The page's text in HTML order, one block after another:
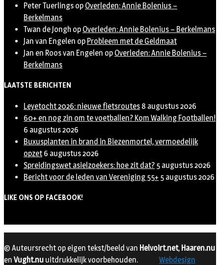
Peter Tuerlings op Overleden: Annie Bolenius –
Berkelmans
Twan de Jongh op Overleden: Annie Bolenius – Berkelmans
Jan van Engelen op Probleem met de Geldmaat
Jan en Roos van Engelen op Overleden: Annie Bolenius –
Berkelmans
LAATSTE BERICHTEN
Leyetocht 2026: nieuwe fietsroutes 8 augustus 2026
60+ en nog zin om te voetballen? Kom Walking Footballen!
6 augustus 2026
Buxusplanten in brand in Biezenmortel, vermoedelijk
opzet 6 augustus 2026
Spreidingswet asielzoekers: hoe zit dat? 5 augustus 2026
Bericht voor de leden van Vereniging 55+ 5 augustus 2026
LIKE ONS OP FACEBOOK!
© Auteursrecht op eigen tekst/beeld van Helvoirt.net, Haaren.nu
en Vught.nu uitdrukkelijk voorbehouden. Webdesign